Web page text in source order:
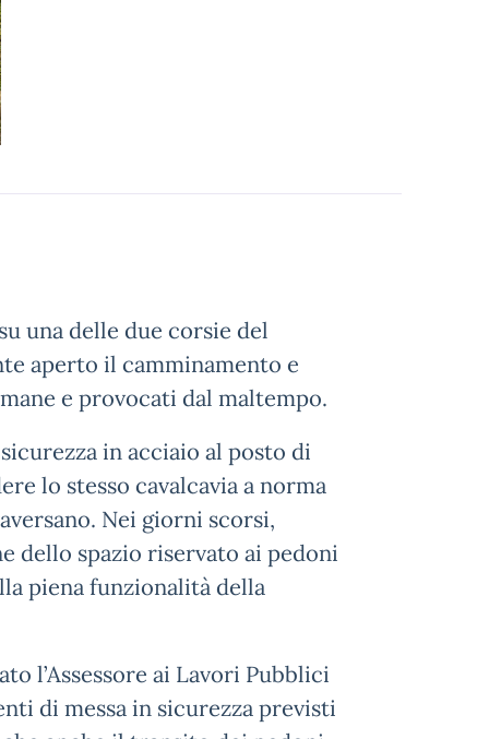
una delle due corsie del
aperto il camminamento e
e provocati dal maltempo.
in acciaio al posto di
lo stesso cavalcavia a norma
Nei giorni scorsi,
dello spazio riservato ai pedoni
piena funzionalità della
l’Assessore ai Lavori Pubblici
di messa in sicurezza previsti